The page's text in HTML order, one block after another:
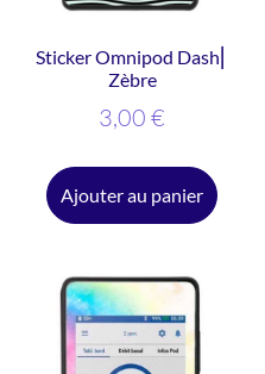
Sticker Omnipod Dash⎜
Zèbre
3,00 €
Ajouter au panier